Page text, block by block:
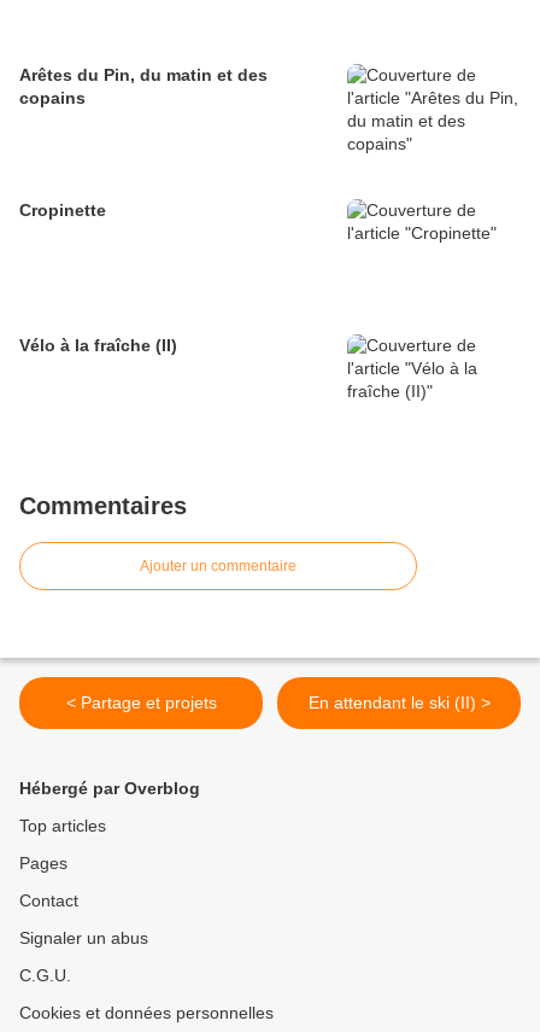
Arêtes du Pin, du matin et des
copains
Cropinette
Vélo à la fraîche (II)
Commentaires
Ajouter un commentaire
< Partage et projets En attendant le ski (II) >
Hébergé par Overblog
Top articles
Pages
Contact
Signaler un abus
C.G.U.
Cookies et données personnelles